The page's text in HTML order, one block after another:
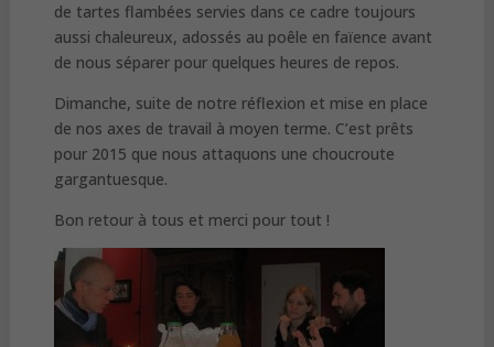
de tartes flambées servies dans ce cadre toujours
aussi chaleureux, adossés au poêle en faïence avant
de nous séparer pour quelques heures de repos.
Dimanche, suite de notre réflexion et mise en place
de nos axes de travail à moyen terme. C’est prêts
pour 2015 que nous attaquons une choucroute
gargantuesque.
Bon retour à tous et merci pour tout !